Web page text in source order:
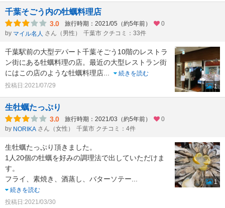
千葉そごう内の牡蠣料理店
3.0 旅行時期：2021/05（約5年前）
0
by マイル名人 さん（男性） 千葉市 クチコミ：33件
千葉駅前の大型デパート千葉そごう10階のレストラ
ン街にある牡蠣料理の店。最近の大型レストラン街
にはこの店のような牡蠣料理店
続きを読む
投稿日:2021/07/29
1
生牡蠣たっぷり
3.0 旅行時期：2021/03（約5年前）
0
by NORIKA さん（女性） 千葉市 クチコミ：4件
生牡蠣たっぷり頂きました。
1人20個の牡蠣を好みの調理法で出していただけま
す。
フライ、素焼き、酒蒸し、バターソテー
続きを読む
投稿日:2021/03/30
1